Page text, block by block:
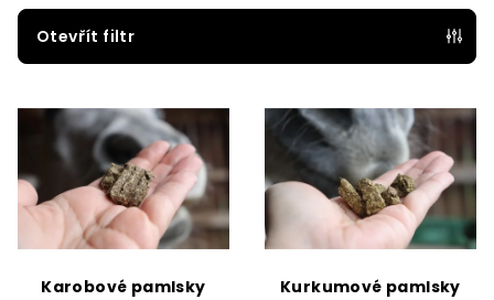
r
k
ů
Otevřít filtr
p
Karobové pamlsky Kurkumové pamlsky